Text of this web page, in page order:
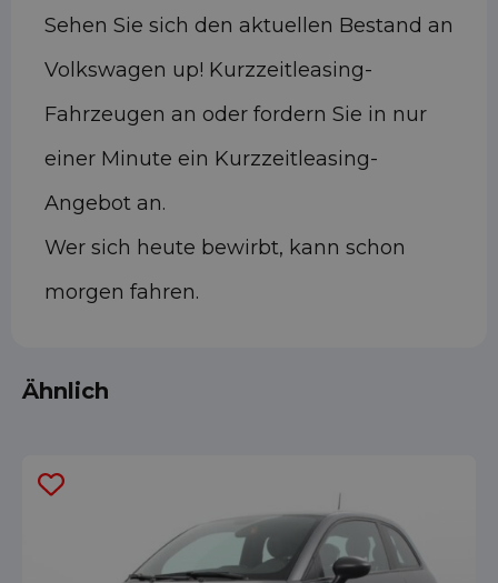
Sehen Sie sich den aktuellen Bestand an
Volkswagen up! Kurzzeitleasing-
Fahrzeugen an oder fordern Sie in nur
einer Minute ein Kurzzeitleasing-
Angebot an.
Wer sich heute bewirbt, kann schon
morgen fahren.
Ähnlich